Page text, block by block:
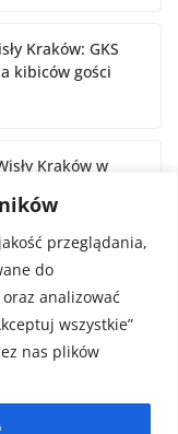
przeglądania,
do
analizować
wszystkie”
nas plików
Kraków: GKS
kibiców gości
Kraków w
. Wszystkie prawa